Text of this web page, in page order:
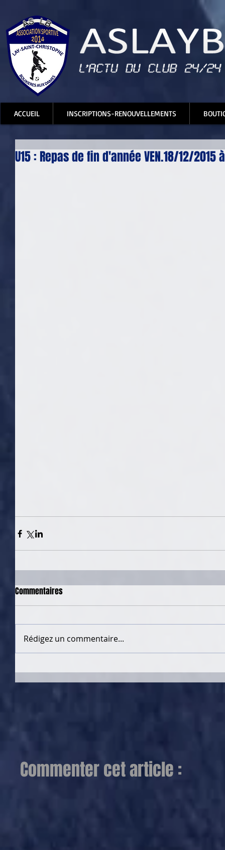
ACCUEIL INSCRIPTIONS-RENOUVELLEMENTS
U15 : Repas de fin d'année VEN.18/12/2015
Commentaires
Rédigez un commentaire...
Commenter cet article :